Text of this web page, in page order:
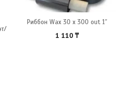
Риббон Wax 30 x 300 out 1″
1 110 ₸